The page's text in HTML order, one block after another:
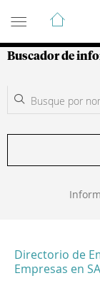
Guía de
Buscador de
Directorio de
Empresas en